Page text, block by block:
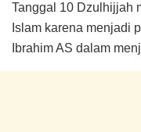
Tanggal 10 Dzulhijjah
Islam karena menjadi
Ibrahim AS dalam